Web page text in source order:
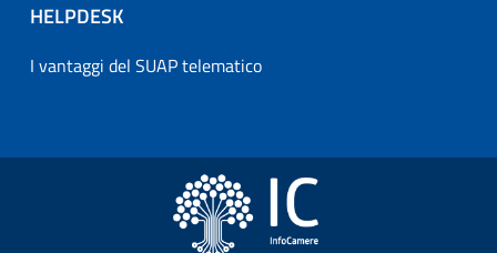
HELPDESK
I vantaggi del SUAP telematico